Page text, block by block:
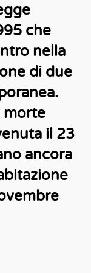
che
nella
di due
morte
il 23
ancora